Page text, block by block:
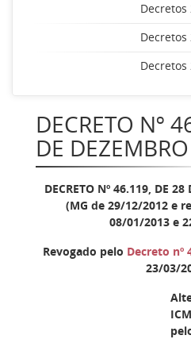
Decretos
Decretos
Decretos
DECRETO Nº
DE
DECRETO Nº 46.119, DE 28
(MG de 29/12/2012 e
08/01/2013 e
Revogado pelo Decreto nº
23/03/